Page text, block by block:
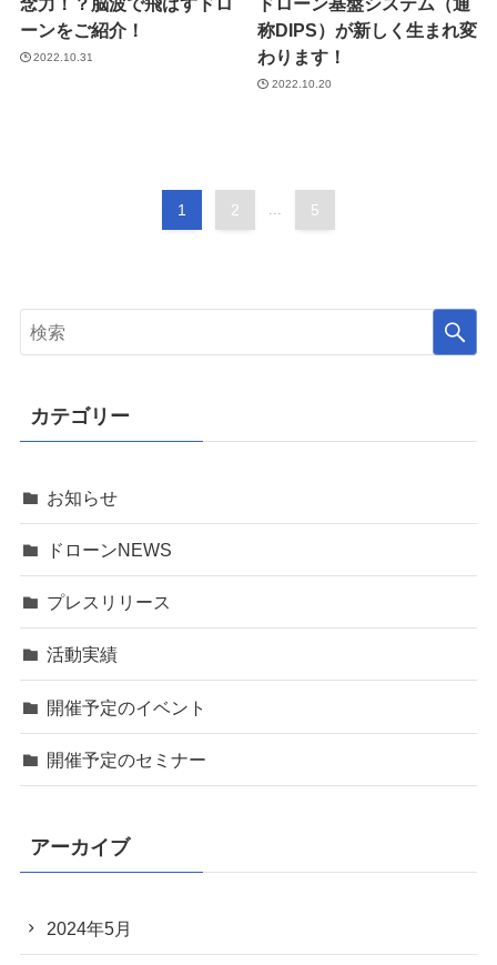
ーンをご紹介！
2022.10.31
称DIPS）が新しく生まれ変
わります！
2022.10.20
1 2 ... 5
カテゴリー
お知らせ
ドローンNEWS
プレスリリース
活動実績
開催予定のイベント
開催予定のセミナー
アーカイブ
2024年5月